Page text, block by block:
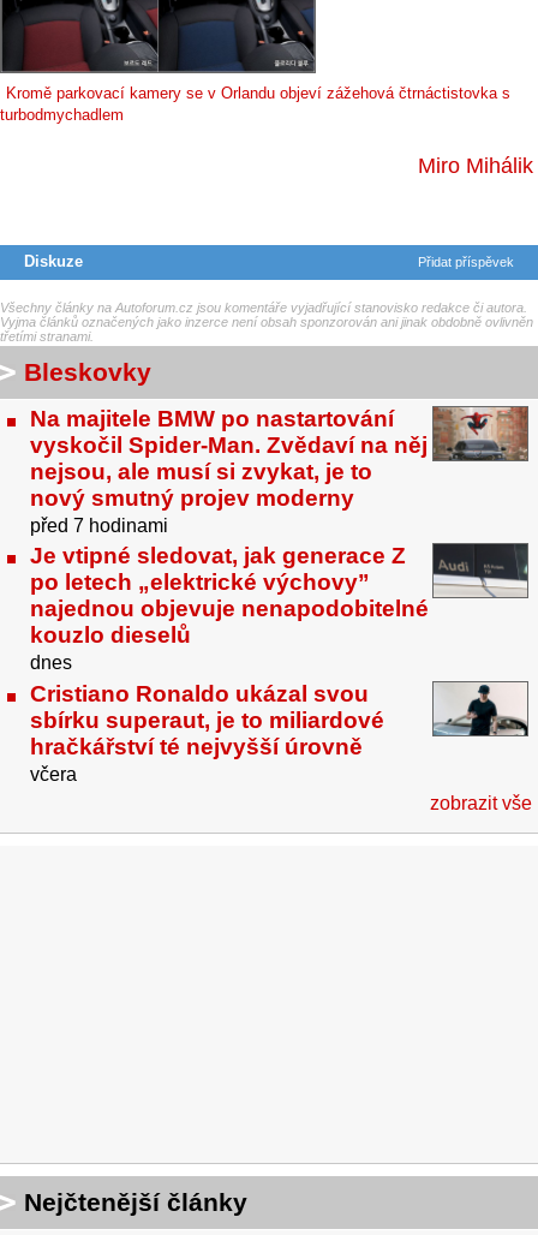
Kromě parkovací kamery se v Orlandu objeví zážehová čtrnáctistovka s
turbodmychadlem
Miro Mihálik
Diskuze Přidat příspěvek
Všechny články na Autoforum.cz jsou komentáře vyjadřující stanovisko redakce či autora.
Vyjma článků označených jako inzerce není obsah sponzorován ani jinak obdobně ovlivněn
třetími stranami.
Bleskovky
Na majitele BMW po nastartování
vyskočil Spider-Man. Zvědaví na něj
nejsou, ale musí si zvykat, je to
nový smutný projev moderny
před 7 hodinami
Je vtipné sledovat, jak generace Z
po letech „elektrické výchovy”
najednou objevuje nenapodobitelné
kouzlo dieselů
dnes
Cristiano Ronaldo ukázal svou
sbírku superaut, je to miliardové
hračkářství té nejvyšší úrovně
včera
zobrazit vše
Nejčtenější články